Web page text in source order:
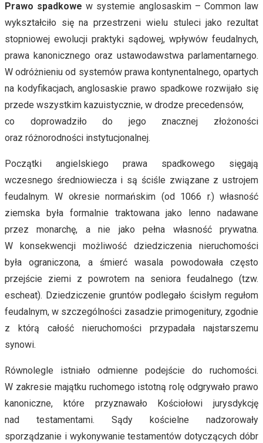
Prawo spadkowe w systemie anglosaskim – Common law
wykształciło się na przestrzeni wielu stuleci jako rezultat
stopniowej ewolucji praktyki sądowej, wpływów feudalnych,
prawa kanonicznego oraz ustawodawstwa parlamentarnego.
W odróżnieniu od systemów prawa kontynentalnego, opartych
na kodyfikacjach, anglosaskie prawo spadkowe rozwijało się
przede wszystkim kazuistycznie, w drodze precedensów,
co doprowadziło do jego znacznej złożoności
oraz różnorodności instytucjonalnej.
Początki angielskiego prawa spadkowego sięgają
wczesnego średniowiecza i są ściśle związane z ustrojem
feudalnym. W okresie normańskim (od 1066 r.) własność
ziemska była formalnie traktowana jako lenno nadawane
przez monarchę, a nie jako pełna własność prywatna.
W konsekwencji możliwość dziedziczenia nieruchomości
była ograniczona, a śmierć wasala powodowała często
przejście ziemi z powrotem na seniora feudalnego (tzw.
escheat). Dziedziczenie gruntów podlegało ścisłym regułom
feudalnym, w szczególności zasadzie primogenitury, zgodnie
z którą całość nieruchomości przypadała najstarszemu
synowi.
Równolegle istniało odmienne podejście do ruchomości.
W zakresie majątku ruchomego istotną rolę odgrywało prawo
kanoniczne, które przyznawało Kościołowi jurysdykcję
nad testamentami. Sądy kościelne nadzorowały
sporządzanie i wykonywanie testamentów dotyczących dóbr